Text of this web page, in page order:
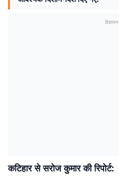
विज्ञापन
कटिहार से सरोज कुमार की रिपोर्ट: